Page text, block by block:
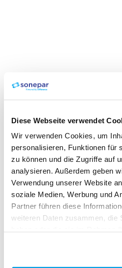
Diese Webseite verwendet
Wir verwenden Cookies, um
personalisieren, Funktionen für
zu können und die Zugriffe auf
analysieren. Außerdem geben
Verwendung unserer Website
soziale Medien, Werbung und
Partner führen diese
weiteren Daten zusammen, die